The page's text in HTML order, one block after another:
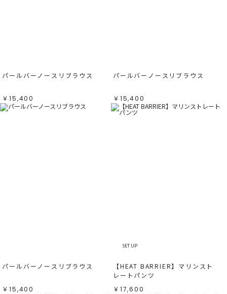
パールバーノースリブラウス
￥15,400
パールバーノースリブラウス
￥15,400
パールバーノースリブラウス
￥15,400
SET UP
【HEAT BARRIER】マリンスト
レートパンツ
￥17,600